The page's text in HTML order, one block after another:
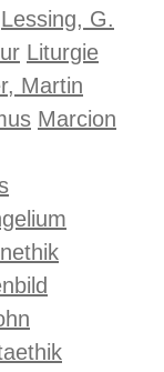
Lessing, G.
Liturgie
Martin
Marcion